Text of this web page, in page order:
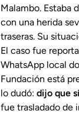
Malambo. Estaba
con una herida
traseras. Su
El caso fue
WhatsApp local
Fundación está
lo dudó: dijo que
fue trasladado de